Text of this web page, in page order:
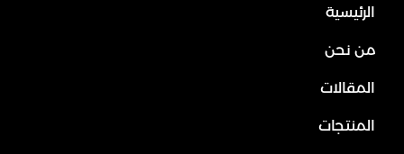
الرئيسية
من نحن
المقالات
المنتجات